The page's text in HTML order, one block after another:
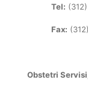
Tel:
Fax:
Obstetri